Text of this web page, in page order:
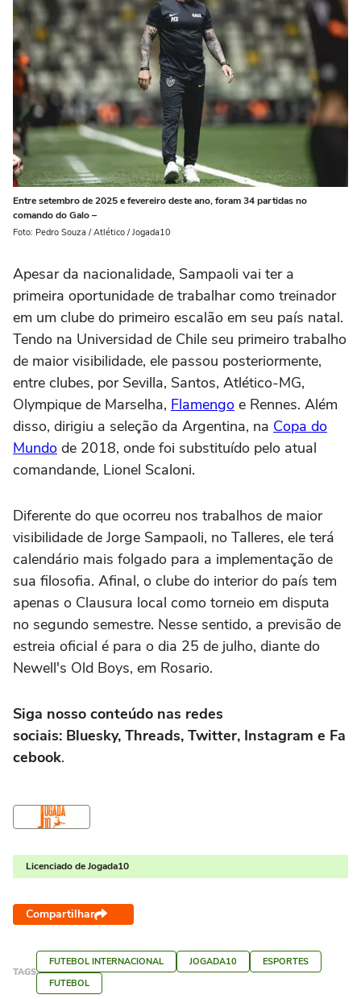
Entre setembro de 2025 e fevereiro deste ano, foram 34 partidas no
comando do Galo –
Foto: Pedro Souza / Atlético / Jogada10
Apesar da nacionalidade, Sampaoli vai ter a
primeira oportunidade de trabalhar como treinador
em um clube do primeiro escalão em seu país natal.
Tendo na Universidad de Chile seu primeiro trabalho
de maior visibilidade, ele passou posteriormente,
entre clubes, por Sevilla, Santos, Atlético-MG,
Olympique de Marselha, Flamengo e Rennes. Além
disso, dirigiu a seleção da Argentina, na Copa do
Mundo de 2018, onde foi substituído pelo atual
comandande, Lionel Scaloni.
Diferente do que ocorreu nos trabalhos de maior
visibilidade de Jorge Sampaoli, no Talleres, ele terá
calendário mais folgado para a implementação de
sua filosofia. Afinal, o clube do interior do país tem
apenas o Clausura local como torneio em disputa
no segundo semestre. Nesse sentido, a previsão de
estreia oficial é para o dia 25 de julho, diante do
Newell's Old Boys, em Rosario.
Siga nosso conteúdo nas redes
sociais: Bluesky, Threads, Twitter, Instagram e Fa
cebook.
Licenciado de Jogada10
Compartilhar
TAGS
FUTEBOL INTERNACIONAL JOGADA10
ESPORTES
FUTEBOL